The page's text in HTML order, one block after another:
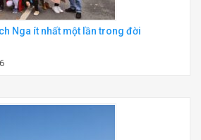
Nga ít nhất một lần trong đời